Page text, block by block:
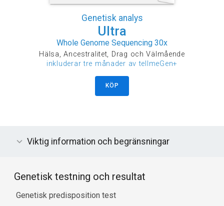
Genetisk analys
Ultra
Whole Genome Sequencing 30x
Hälsa, Ancestralitet, Drag och Välmående
inkluderar tre månader av tellmeGen+
KÖP
Viktig information och begränsningar
Genetisk testning och resultat
Genetisk predisposition test